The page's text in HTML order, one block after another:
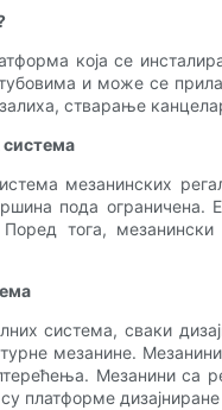
која се
и може се
стварање
система
мезанинских
пода ограничена.
тога,
система, сваки
мезанине.
Мезанини са
платформе